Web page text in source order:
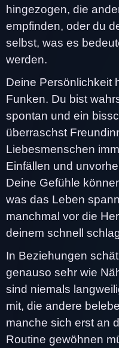
hingezogen, die
empfinden, oder du
selbst, was es
werden.
Deine Persönlichkeit
Funken. Du bist
spontan und ein
überraschst
Liebesmenschen
Einfällen und
Deine Gefühle
was das Leben
manchmal vor die
deinem schnell
In Beziehungen
genauso sehr wie
sind niemals
mit, die andere
manche sich erst an
Routine gewöhnen